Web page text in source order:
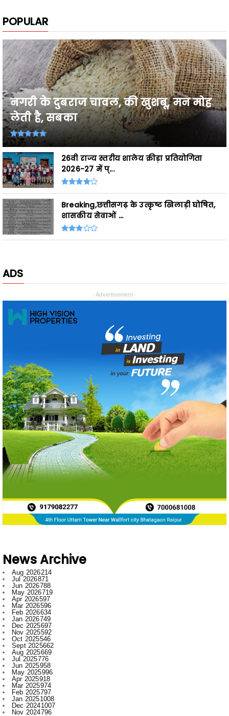
नगरी के दुबराज चावल, की खुशबू, मन मोह
लेती है, सबका
26वी राज्य स्तरीय शालेय क्रीड़ा प्रतियोगिता
2026-27 में प्...
Breaking,छत्तीसगढ़ के उत्कृष्ट खिलाड़ी घोषित,
शासकीय सेवाओं ...
ADS
News Archive
Jun 2026
788
May 2026719
Apr 2026597
Mar 2026596
Feb 2026634
Jan 2026749
Dec 2025697
Nov 2025592
Oct 2025546
Sept 2025662
Aug 2025669
Jul 2025776
Jun 2025958
May 2025996
Apr 2025918
Mar 2025974
Feb 2025797
Jan 20251008
Dec 20241007
Nov 2024796
Oct 2024881
Sept 20241019
Aug 2024861
Jul 2024932